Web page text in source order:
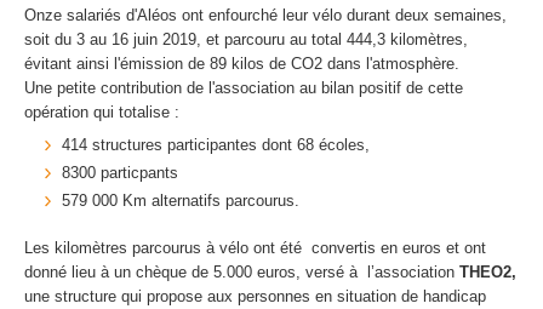
Onze salariés d'Aléos ont enfourché leur vélo durant deux semaines,
soit du 3 au 16 juin 2019, et parcouru au total 444,3 kilomètres,
évitant ainsi l'émission de 89 kilos de CO2 dans l'atmosphère.
Une petite contribution de l'association au bilan positif de cette
opération qui totalise :
414 structures participantes dont 68 écoles,
8300 particpants
579 000 Km alternatifs parcourus.
Les kilomètres parcourus à vélo ont été convertis en euros et ont
donné lieu à un chèque de 5.000 euros, versé à l’association THEO2,
une structure qui propose aux personnes en situation de handicap